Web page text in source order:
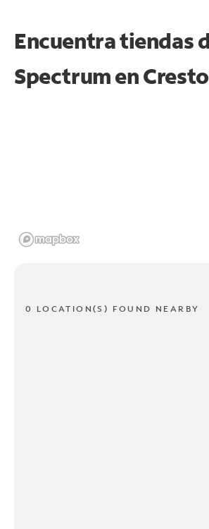
Encuentra tiendas
Spectrum en
0 LOCATION(S) FOUND NEARBY